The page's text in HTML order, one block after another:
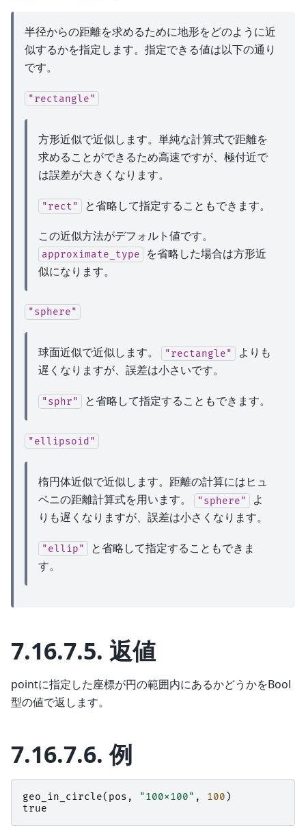
半径からの距離を求めるために地形をどのように近
似するかを指定します。指定できる値は以下の通り
です。
"rectangle"
方形近似で近似します。単純な計算式で距離を
求めることができるため高速ですが、極付近で
は誤差が大きくなります。
"rect" と省略して指定することもできます。
この近似方法がデフォルト値です。
approximate_type
を省略した場合は方形近
似になります。
"sphere"
球面近似で近似します。 "rectangle"
よりも
遅くなりますが、誤差は小さいです。
"sphr" と省略して指定することもできます。
"ellipsoid"
楕円体近似で近似します。距離の計算にはヒュ
ベニの距離計算式を用います。
"sphere"
よ
りも遅くなりますが、誤差は小さくなります。
"ellip"
と省略して指定することもできま
す。
7.16.7.5. 返値
pointに指定した座標が円の範囲内にあるかどうかをBool
型の値で返します。
7.16.7.6.例
geo_in_circle( pos , "100x100" , 100 )
true